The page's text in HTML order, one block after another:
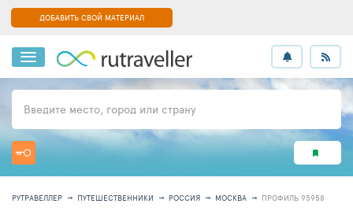
ДОБАВИТЬ СВОЙ МАТЕРИАЛ
Введите место, город или страну
РУТРАВЕЛЛЕР ПУТЕШЕСТВЕННИКИ РОССИЯ МОСКВА ПРОФИЛЬ 95958